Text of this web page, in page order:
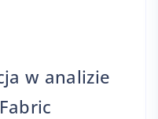
w analizie